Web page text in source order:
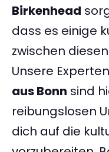
Birkenhead
dass es einige
zwischen
Unsere
aus Bonn sind
reibungslosen
dich auf die